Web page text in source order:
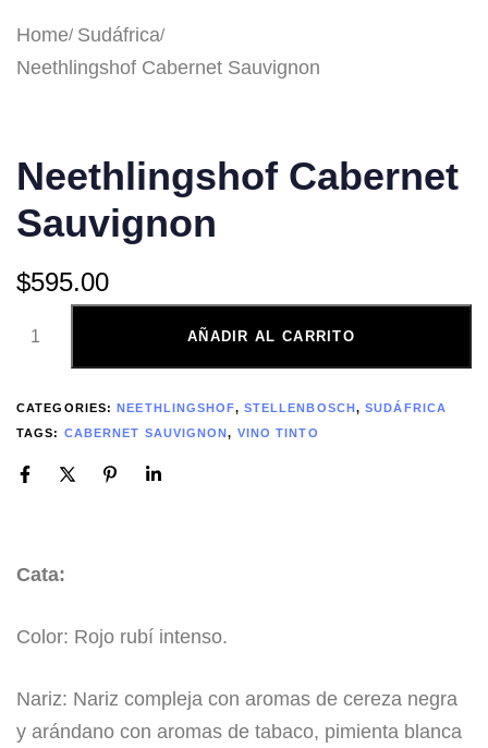
Home Sudáfrica
Neethlingshof Cabernet Sauvignon
Neethlingshof Cabernet
Sauvignon
$595.00
AÑADIR AL CARRITO
CATEGORIES:NEETHLINGSHOF, STELLENBOSCH,SUDÁFRICA
TAGS: CABERNET SAUVIGNON, VINO TINTO
Cata:
Color: Rojo rubí intenso.
Nariz: Nariz compleja con aromas de cereza negra
y arándano con aromas de tabaco, pimienta blanca